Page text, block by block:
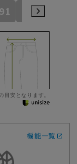
91 94
安となります。
機能一覧